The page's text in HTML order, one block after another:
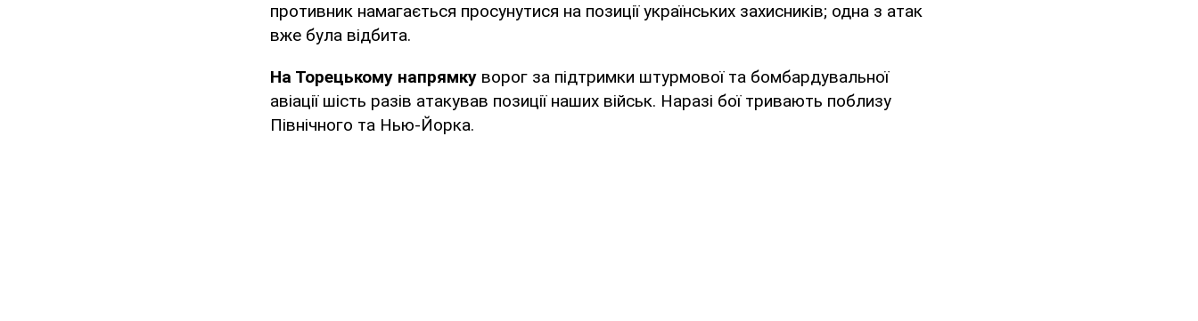
противник намагається просунутися на позиції українських захисників; одна з атак
вже була відбита.
На Торецькому напрямку ворог за підтримки штурмової та бомбардувальної
авіації шість разів атакував позиції наших військ. Наразі бої тривають поблизу
Північного та Нью-Йорка.